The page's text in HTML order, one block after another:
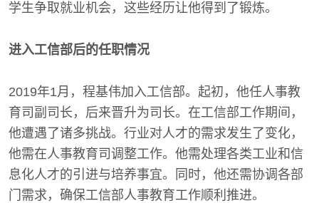
学生争取就业机会，这些经历让他得到了锻炼。
进入工信部后的任职情况
2019年1月，程基伟加入工信部。起初，他任人事教
育司副司长，后来晋升为司长。在工信部工作期间，
他遭遇了诸多挑战。行业对人才的需求发生了变化，
他需在人事教育司调整工作。他需处理各类工业和信
息化人才的引进与培养事宜。同时，他还需协调各部
门需求，确保工信部人事教育工作顺利推进。